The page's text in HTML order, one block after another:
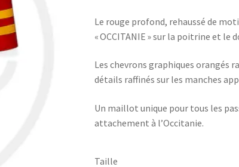
Le rouge profond, rehaussé de
« OCCITANIE » sur la poitrine et le
Les chevrons graphiques orangés
détails raffinés sur les manches
Un maillot unique pour tous les
attachement à l’Occitanie.
Taille